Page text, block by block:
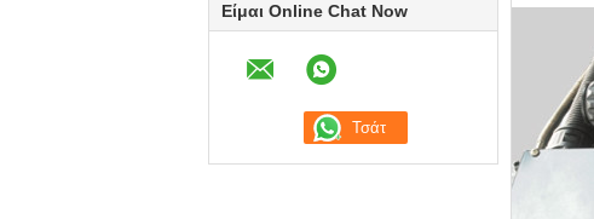
Είμαι Online Chat Now